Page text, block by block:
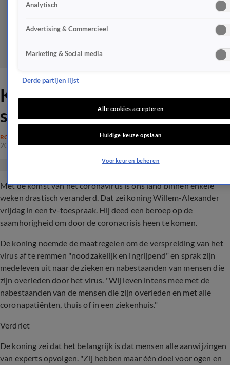
Koning roept op tot
saamhorigheid
ROYALTY
20 mrt 2020, 19:00
Met de komst van het coronavirus is ons land binnen enkele
weken drastisch veranderd. Dat zei koning Willem-Alexander
vrijdag in een tv-toespraak. Hij deed een beroep op de
saamhorigheid om door de coronacrisis heen te komen.
De koning noemde de maatregelen om de verspreiding van het
virus af te remmen "noodzakelijk en ingrijpend" en sprak zijn
medeleven uit naar de zieken en nabestaanden van mensen die
zijn overleden door het virus. "Wij leven intens mee met de
nabestaanden van de mensen die zijn overleden en met alle
coronapatiënten, thuis of in een ziekenhuis."
Verdriet
De koning zei dat het belangrijk is dat mensen alle aanwijzingen
van experts opvolgen. "Zij hebben maar één doel voor ogen en
Analytisch
Advertising & Commercieel
Marketing & Social media
Derde partijen lijst
Alle cookies accepteren
Huidige keuze opslaan
Voorkeuren beheren